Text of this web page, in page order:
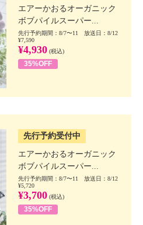
エアーかおるオーガニック
ボブパイルスーパー...
先行予約期間：8/7〜11 放送日：8/12
¥7,590
¥4,930 (税込)
35%OFF
先行予約受付中
エアーかおるオーガニック
ボブパイルスーパー...
先行予約期間：8/7〜11 放送日：8/12
¥5,720
¥3,700 (税込)
35%OFF